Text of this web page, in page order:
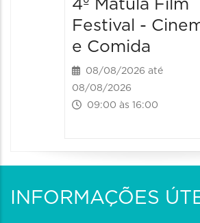
4º Matula Film
Festival -
e Comida
08/08/2026 até
08/08/2026
09:00 às 16:00
INFORMAÇÕES